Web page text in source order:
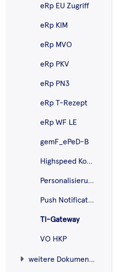
eRp EU Zugriff
eRp KIM
eRp MVO
eRp PKV
eRp PN3
eRp T-Rezept
eRp WF LE
gemF_ePeD-B
Highspeed Konnektor
Personalisierung HSM-B
Push Notification
TI-Gateway
VO HKP
weitere Dokumente